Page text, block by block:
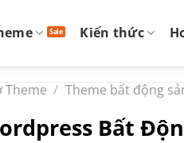
Kiến thức
Theme / Theme bất động
Bất